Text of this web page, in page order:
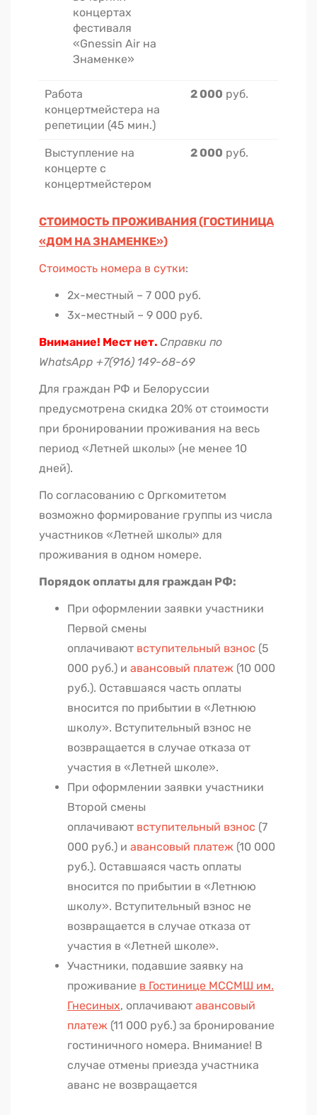
концертах
фестиваля
«Gnessin Air на
Знаменке»
Работа
концертмейстера на
репетиции (45 мин.)
2 000 руб.
Выступление на
концерте с
концертмейстером
2 000 руб.
СТОИМОСТЬ ПРОЖИВАНИЯ (ГОСТИНИЦА
«ДОМ НА ЗНАМЕНКЕ»)
Стоимость номера в сутки:
2х-местный – 7 000 руб.
3х-местный – 9 000 руб.
Внимание! Мест нет. Справки по
WhatsApp +7(916) 149-68-69
Для граждан РФ и Белоруссии
предусмотрена скидка 20% от стоимости
при бронировании проживания на весь
период «Летней школы» (не менее 10
дней).
По согласованию с Оргкомитетом
возможно формирование группы из числа
участников «Летней школы» для
проживания в одном номере.
Порядок оплаты для граждан РФ:
При оформлении заявки участники
Первой смены
оплачивают вступительный взнос (5
000 руб.) и авансовый платеж (10 000
руб.). Оставшаяся часть оплаты
вносится по прибытии в «Летнюю
школу». Вступительный взнос не
возвращается в случае отказа от
участия в «Летней школе».
При оформлении заявки участники
Второй смены
оплачивают вступительный взнос (7
000 руб.) и авансовый платеж (10 000
руб.). Оставшаяся часть оплаты
вносится по прибытии в «Летнюю
школу». Вступительный взнос не
возвращается в случае отказа от
участия в «Летней школе».
Участники, подавшие заявку на
проживание в Гостинице МССМШ им.
Гнесиных, оплачивают авансовый
платеж (11 000 руб.) за бронирование
гостиничного номера. Внимание! В
случае отмены приезда участника
аванс не возвращается